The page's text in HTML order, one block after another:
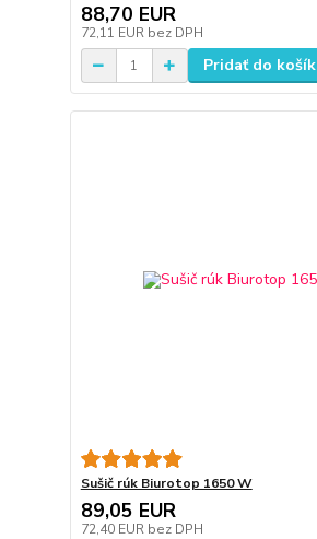
88,70 EUR
72,11 EUR bez DPH
Pridať do
Sušič rúk Biurotop 1650 W
89,05 EUR
72,40 EUR bez DPH